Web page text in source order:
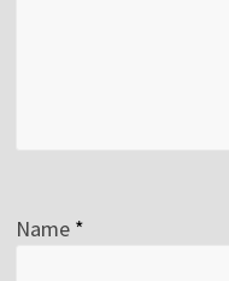
Name *